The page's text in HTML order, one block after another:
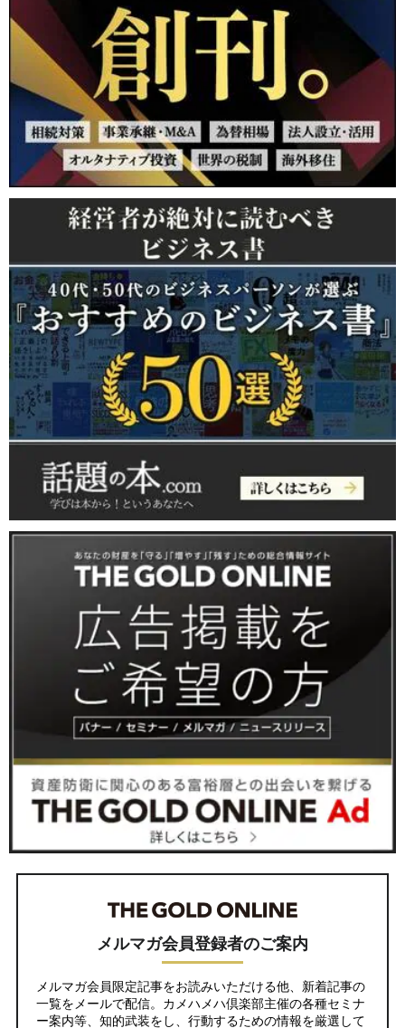
メルマガ会員登録者のご案内
メルマガ会員限定記事をお読みいただける他、新着記事の
一覧をメールで配信。カメハメハ倶楽部主催の各種セミナ
ー案内等、知的武装をし、行動するための情報を厳選して